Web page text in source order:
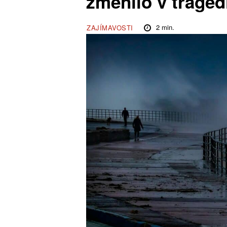
ZAJÍMAVOSTI 2min.